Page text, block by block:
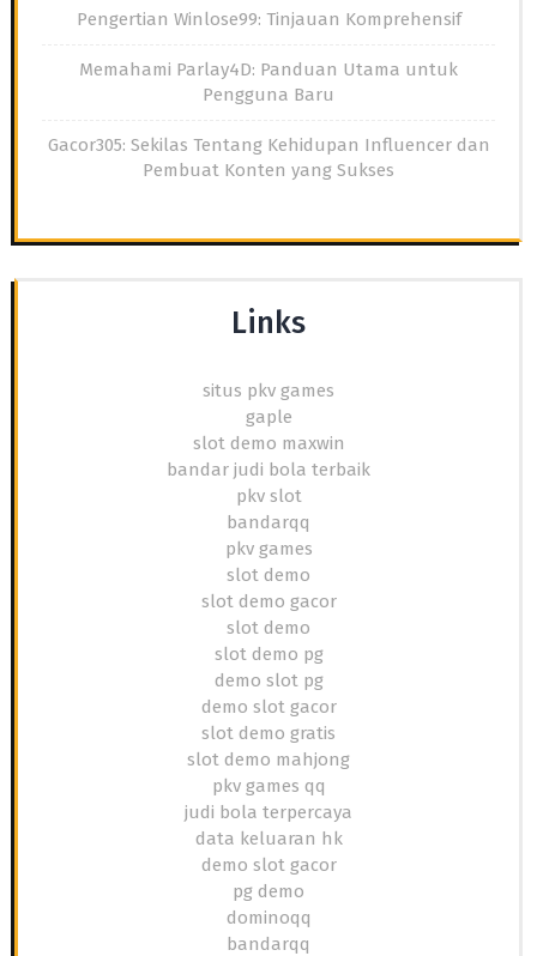
Pengertian Winlose99: Tinjauan Komprehensif
Memahami Parlay4D: Panduan Utama untuk
Pengguna Baru
Gacor305: Sekilas Tentang Kehidupan Influencer dan
Pembuat Konten yang Sukses
Links
situs pkv games
gaple
slot demo maxwin
bandar judi bola terbaik
pkv slot
bandarqq
pkv games
slot demo
slot demo gacor
slot demo
slot demo pg
demo slot pg
demo slot gacor
slot demo gratis
slot demo mahjong
pkv games qq
judi bola terpercaya
data keluaran hk
demo slot gacor
pg demo
dominoqq
bandarqq